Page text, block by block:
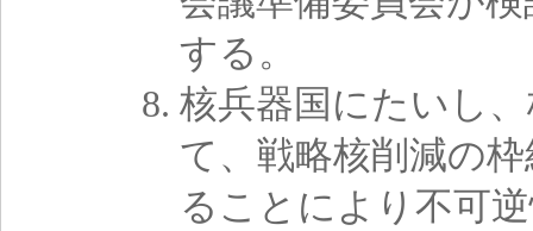
する。
核兵器国にたいし
て、戦略核削減の
ることにより不可